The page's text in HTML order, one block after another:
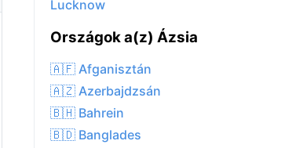
Lucknow
Országok a(z) Ázsia
🇦🇫 Afganisztán
🇦🇿 Azerbajdzsán
🇧🇭 Bahrein
🇧🇩 Banglades